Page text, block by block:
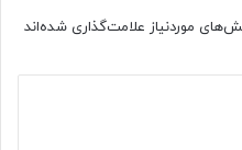
موردنیاز علامت‌گذاری شده‌اند